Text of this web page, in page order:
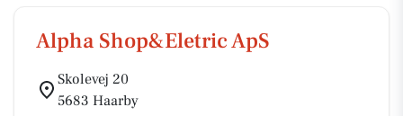
Alpha Shop&Eletric ApS
Skolevej 20
5683 Haarby